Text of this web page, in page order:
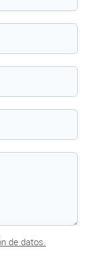
de datos.